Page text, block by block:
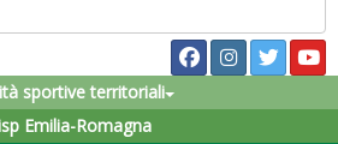
sportive territoriali
Emilia-Romagna